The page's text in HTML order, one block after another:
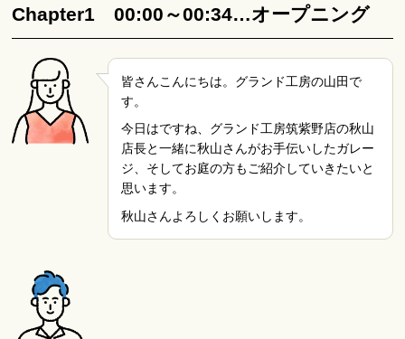
Chapter1 00:00～00:34…オープニング
皆さんこんにちは。グランド工房の山田で
す。
今日はですね、グランド工房筑紫野店の秋山
店長と一緒に秋山さんがお手伝いしたガレー
ジ、そしてお庭の方もご紹介していきたいと
思います。
秋山さんよろしくお願いします。